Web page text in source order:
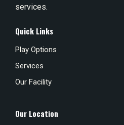
services.
Quick Links
Play Options
Services
Our Facility
Our Location